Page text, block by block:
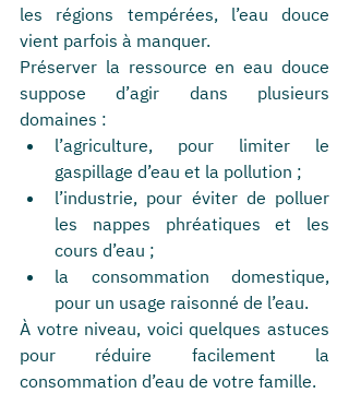
les régions tempérées, l’eau douce
vient parfois à manquer.
Préserver la ressource en eau douce
suppose d’agir dans plusieurs
domaines :
l’agriculture, pour limiter le
gaspillage d’eau et la pollution ;
l’industrie, pour éviter de polluer
les nappes phréatiques et les
cours d’eau ;
la consommation domestique,
pour un usage raisonné de l’eau.
À votre niveau, voici quelques astuces
pour réduire facilement la
consommation d’eau de votre famille.